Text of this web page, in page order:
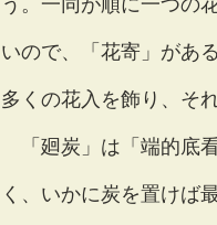
いので、「花寄」があ
多くの花入を飾り、そ
「廻炭」は「端的底
く、いかに炭を置けば